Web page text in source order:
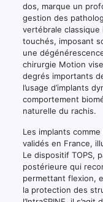
dos, marque un
gestion des
vertébrale classique
touchés, imposant
une
chirurgie Motion
degrés importants
l’usage d’implants
comportement
naturelle du rachis.
Les implants comme
validés en France,
Le dispositif TOPS,
postérieure qui
permettant flexion,
la protection des